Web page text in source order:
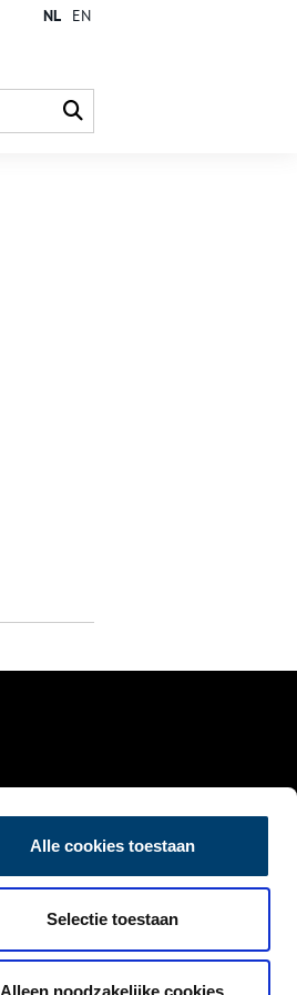
Alle cookies toestaan
Selectie toestaan
Alleen noodzakelijke cookies
NL EN